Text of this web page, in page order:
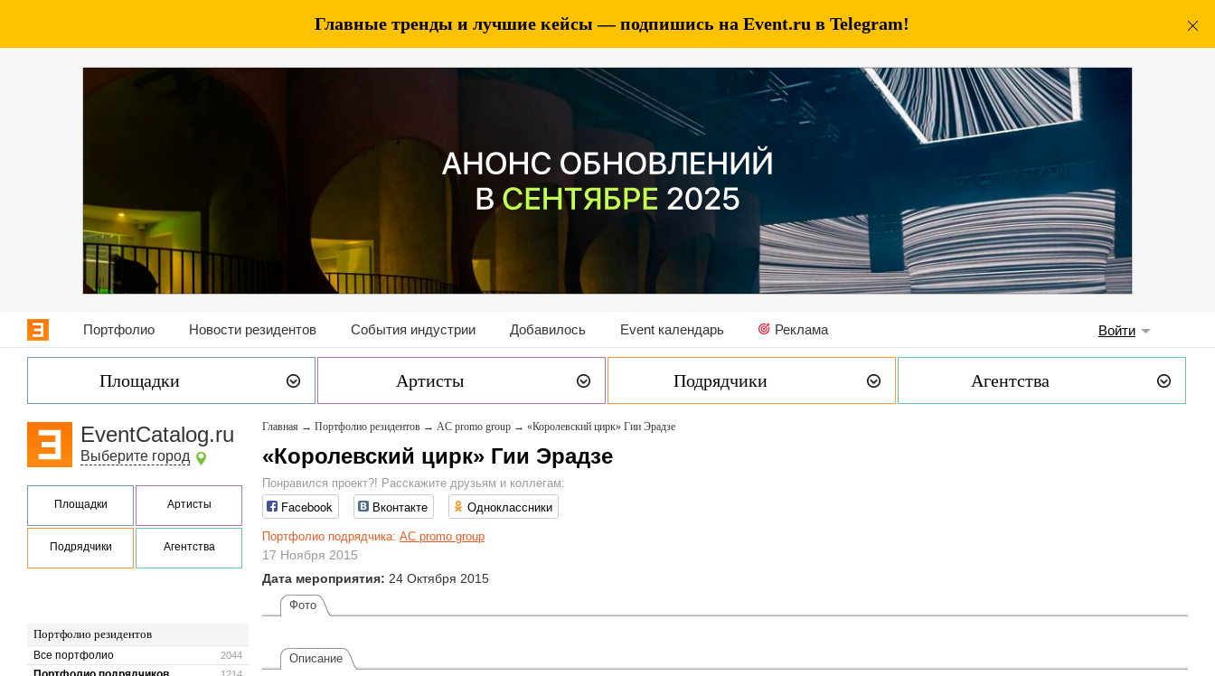
Главные тренды и лучшие кейсы — подпишись на Event.ru в Telegram!
Портфолио Новости резидентов События индустрии Добавилось Event календарь Реклама Войти
Площадки Артисты Подрядчики Агентства
EventCatalog.ru
Выберите город
Площадки Артисты
Подрядчики Агентства
Портфолио резидентов
2044
Все портфолио
Главная → Портфолио резидентов → AC promo group → «Королевский цирк» Гии Эрадзе
«Королевский цирк» Гии Эрадзе
Понравился проект?! Расскажите друзьям и коллегам:
Facebook Вконтакте Одноклассники
Портфолио подрядчика: AC promo group
17 Ноября 2015
Дата мероприятия: 24 Октября 2015
Фото
Описание